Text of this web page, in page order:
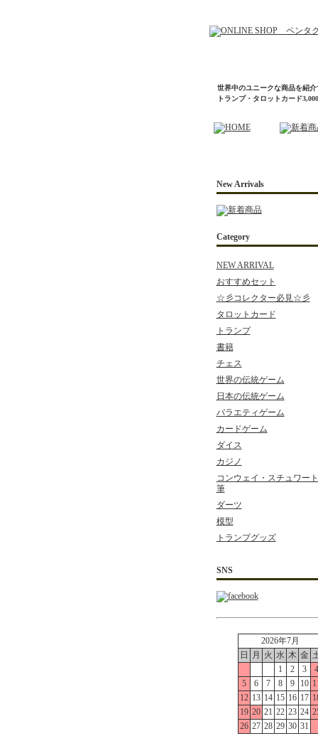
世界中のユニークな商品を紹
トランプ・タロットカード
New Arrivals
Category
NEW ARRIVAL
おすすめセット
☆彡コレクター必見☆彡
タロットカード
トランプ
書籍
チェス
世界の伝統ゲーム
日本の伝統ゲーム
バラエティゲーム
カードゲーム
ダイス
カジノ
コンウェイ・スチュワー
筆
ダーツ
模型
トランプグッズ
SNS
2026年7月
日
月 火 水 木 金
1
2 3
4
5
6 7 8 9 10
12 13 14 15 16 17
19 20 21 22 23 24
26 27 28 29 30 31